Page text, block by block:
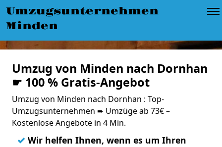
Umzugsunternehmen
Minden
Umzug von Minden nach Dornhan
☛ 100 % Gratis-Angebot
Umzug von Minden nach Dornhan : Top-
Umzugsunternehmen ➨ Umzüge ab 73€ –
Kostenlose Angebote in 4 Min.
✓ Wir helfen Ihnen, wenn es um Ihren